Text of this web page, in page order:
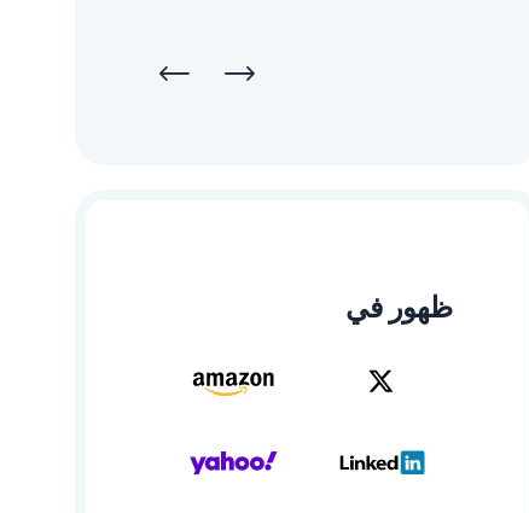
ظهور في